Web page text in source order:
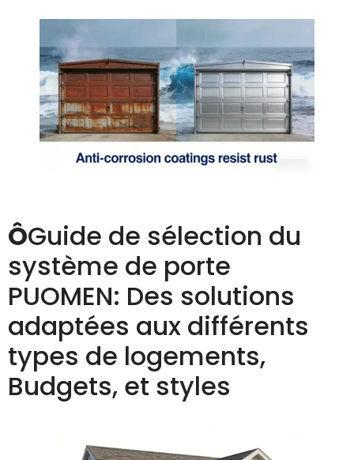
ÔGuide de sélection du
système de porte
PUOMEN: Des solutions
adaptées aux différents
types de logements,
Budgets, et styles